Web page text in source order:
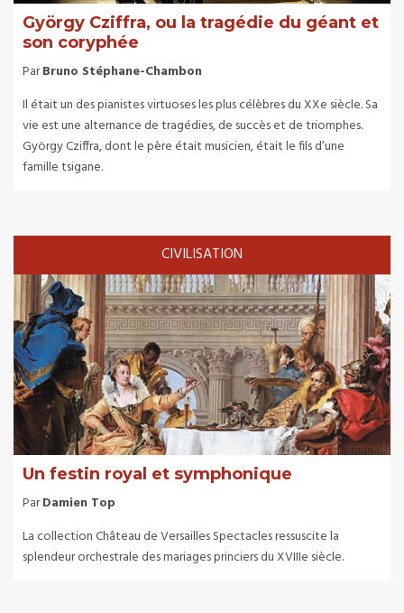
György Cziffra, ou la tragédie du géant et
son coryphée
ParBruno Stéphane-Chambon
Il était un des pianistes virtuoses les plus célèbres du XXe siècle. Sa
vie est une alternance de tragédies, de succès et de triomphes.
György Cziffra, dont le père était musicien, était le fils d’une
famille tsigane.
CIVILISATION
Un festin royal et symphonique
ParDamien Top
La collection Château de Versailles Spectacles ressuscite la
splendeur orchestrale des mariages princiers du XVIIIe siècle.